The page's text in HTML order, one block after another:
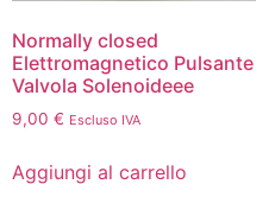
Normally closed
Elettromagnetico Pulsante
Valvola Solenoideee
9,00 € Escluso IVA
Aggiungi al carrello